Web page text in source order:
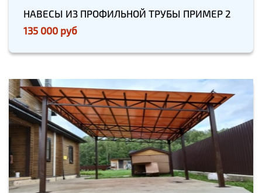
НАВЕСЫ ИЗ ПРОФИЛЬНОЙ ТРУБЫ ПРИМЕР 2
135 000 руб